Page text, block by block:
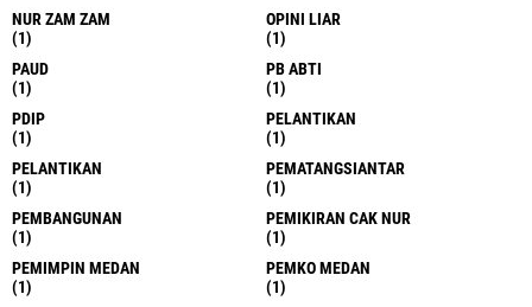
NUR ZAM ZAM
(1)
OPINI LIAR
(1)
PAUD
(1)
PB ABTI
(1)
PDIP
(1)
PELANTIKAN
(1)
PELANTIKAN
(1)
PEMATANGSIANTAR
(1)
PEMBANGUNAN
(1)
PEMIKIRAN CAK NUR
(1)
PEMIMPIN MEDAN
(1)
PEMKO MEDAN
(1)